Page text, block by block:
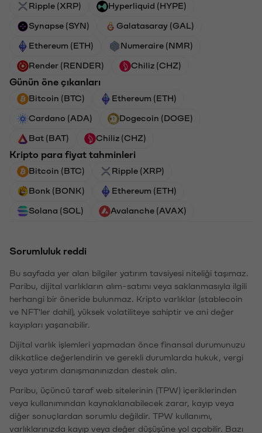
Ripple (XRP) Hyperliquid (HYPE)
Synapse (SYN) Galatasaray (GAL)
Ethereum (ETH) Numeraire (NMR)
Render (RENDER) Chiliz (CHZ)
Günün öne çıkanları
Bitcoin (BTC) Ethereum (ETH)
Cardano (ADA) Dogecoin (DOGE)
Bat (BAT) Chiliz (CHZ)
Kripto para fiyat tahminleri
Bitcoin (BTC) Ripple (XRP)
Bonk (BONK) Ethereum (ETH)
Solana (SOL) Avalanche (AVAX)
Sorumluluk reddi
Bu sayfada yer alan bilgiler yatırım tavsiyesi niteliği taşımaz.
Paribu, dijital varlıkların alım-satımı veya saklanmasıyla ilgili
herhangi bir öneride bulunmaz. Kripto varlıklar (stablecoin
ve NFT'ler dahil), yüksek volatiliteye sahiptir ve ani değer
kayıpları yaşanabilir.
Dijital varlık işlemleri yapmadan önce finansal durumunuzu
dikkatlice değerlendirin ve gerekli durumlarda hukuk, vergi
veya yatırım danışmanınızdan destek alın.
Paribu, üçüncü taraf web sitelerinin (TPW) içeriklerinden
veya kullanımından kaynaklanabilecek zarar, kayıp veya
diğer sonuçlardan sorumlu değildir. TPW kullanımı,
varlıklarınızda kayıp veya değer düşüşüne yol açabilir. Bazı